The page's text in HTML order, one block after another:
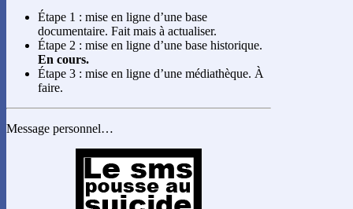
Étape 1 : mise en ligne d’une base
documentaire. Fait mais à actualiser.
Étape 2 : mise en ligne d’une base historique.
En cours.
Étape 3 : mise en ligne d’une médiathèque. À
faire.
Message personnel…